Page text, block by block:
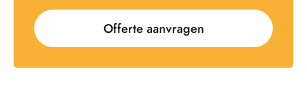
Offerte aanvragen